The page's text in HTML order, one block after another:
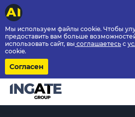
Мы используем файлы cookie. Чтобы
предоставить вам больше
использовать сайт, вы соглашаетесь с
cookie.
Согласен